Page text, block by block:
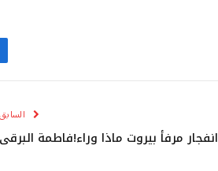
السابق
انفجار مرفأ بيروت ماذا وراء!فاطمة البرقي